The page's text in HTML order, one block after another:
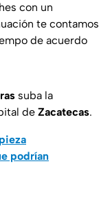
con un
te contamos
de acuerdo
suba la
de Zacatecas.
podrían